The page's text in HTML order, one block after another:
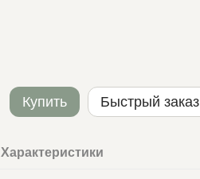
Купить Быстрый заказ
Характеристики